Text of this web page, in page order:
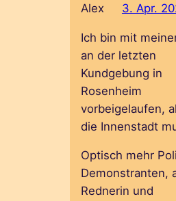
Alex 3. Apr.
Ich bin mit
an der letzten
Kundgebung in
Rosenheim
vorbeigelaufen,
die Innenstadt
Optisch mehr
Demonstranten,
Rednerin und